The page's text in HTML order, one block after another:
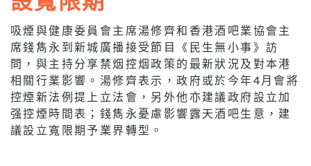
吸煙與健康委員會主席湯修齊和香港酒吧業協會主
席錢雋永到新城廣播接受節目《民生無小事》訪
問，與主持分享禁烟控烟政策的最新狀況及對本港
相關行業影響。湯修齊表示，政府或於今年4月會將
控煙新法例提上立法會，另外他亦建議政府設立加
强控煙時間表；錢雋永憂慮影響露天酒吧生意，建
議設立寬限期予業界轉型。